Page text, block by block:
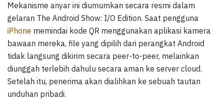
Mekanisme anyar ini diumumkan secara resmi dalam
gelaran The Android Show: I/O Edition. Saat pengguna
iPhone memindai kode QR menggunakan aplikasi kamera
bawaan mereka, file yang dipilih dari perangkat Android
tidak langsung dikirim secara peer-to-peer, melainkan
diunggah terlebih dahulu secara aman ke server cloud.
Setelah itu, penerima akan dialihkan ke sebuah tautan
unduhan pribadi.